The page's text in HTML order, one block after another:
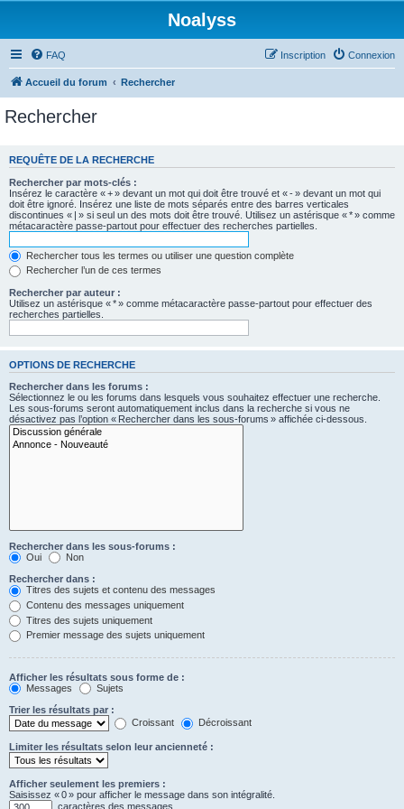
Noalyss
FAQ Connexion
Inscription
Accueil du forum Rechercher
Rechercher
REQUÊTE DE LA RECHERCHE
Rechercher par mots-clés :
Insérez le caractère « + » devant un mot qui doit être trouvé et « - » devant un mot qui
doit être ignoré. Insérez une liste de mots séparés entre des barres verticales
discontinues « | » si seul un des mots doit être trouvé. Utilisez un astérisque « * » comme
métacaractère passe-partout pour effectuer des recherches partielles.
Rechercher tous les termes ou utiliser une question complète
Rechercher l’un de ces termes
Rechercher par auteur :
Utilisez un astérisque « * » comme métacaractère passe-partout pour effectuer des
recherches partielles.
OPTIONS DE RECHERCHE
Rechercher dans les forums :
Sélectionnez le ou les forums dans lesquels vous souhaitez effectuer une recherche.
Les sous-forums seront automatiquement inclus dans la recherche si vous ne
désactivez pas l’option « Rechercher dans les sous-forums » affichée ci-dessous.
Rechercher dans les sous-forums :
Oui
Non
Rechercher dans :
Titres des sujets et contenu des messages
Contenu des messages uniquement
Titres des sujets uniquement
Premier message des sujets uniquement
Afficher les résultats sous forme de :
Messages
Sujets
Trier les résultats par :
Croissant
Décroissant
Limiter les résultats selon leur ancienneté :
Afficher seulement les premiers :
Saisissez « 0 » pour afficher le message dans son intégralité.
caractères des messages